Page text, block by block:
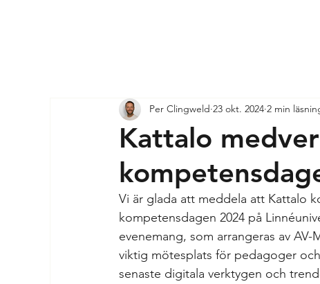
Kattalo
Per Clingweld 23 okt. 2024 2 min
Vi är glada att meddela att Kattalo
kompetensdagen 2024 på
evenemang, som arrangeras av
viktig mötesplats för pedagoger
senaste digitala verktygen och